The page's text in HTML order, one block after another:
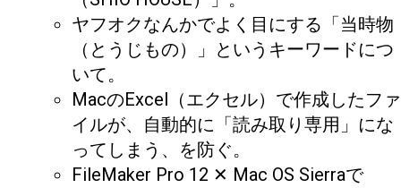
ヤフオクなんかでよく目にする「当時物
（とうじもの）」というキーワードにつ
いて。
MacのExcel（エクセル）で作成したファ
イルが、自動的に「読み取り専用」にな
ってしまう、を防ぐ。
FileMaker Pro 12 ✕ Mac OS Sierraで